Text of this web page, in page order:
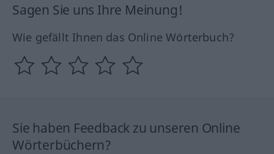
Sagen Sie uns Ihre Meinung!
Wie gefällt Ihnen das Online Wörterbuch?
Sie haben Feedback zu unseren Online
Wörterbüchern?